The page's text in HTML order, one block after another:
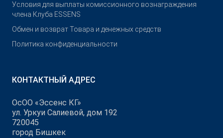
Условия для выплаты комиссионного вознаграждения
члена Клуба ESSENS
Обмен и возврат Товара и денежных средств
Политика конфиденциальности
КОНТАКТНЫЙ АДРЕС
ОсОО «Эссенс КГ»
ул. Уркуи Салиевой, дом 192
720045
город Бишкек